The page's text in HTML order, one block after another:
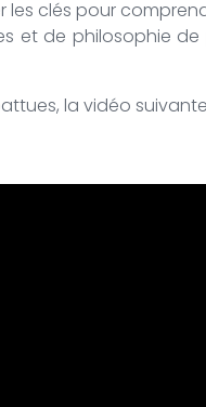
les clés pour
et de philosophie
la vidéo